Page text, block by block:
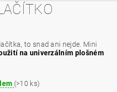
to snad ani nejde. Mini
na univerzálním plošném
(>10 ks)